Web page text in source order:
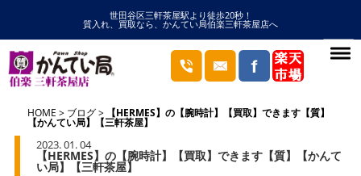
世田谷区三軒茶屋駅より徒歩20秒！
質入れ、買取なら、かんてい局伯楽三軒茶屋店へ
HOME ブログ 【HERMES】の【腕時計】【買取】できます【質】
【かんてい局】【三軒茶屋】
2023. 01. 04
【HERMES】の【腕時計】【買取】できます【質】【かんて
い局】【三軒茶屋】